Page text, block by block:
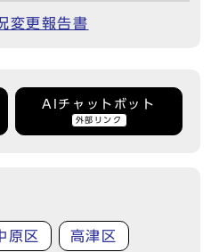
変更報告書
AIチャットボット
外部リンク
原区 高津区